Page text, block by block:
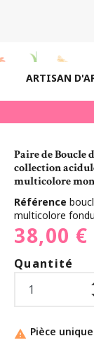
ARTISAN
Paire de Boucle
collection
multicolore
Référence
multicolore
38,00 €
Quantité
 Pièce